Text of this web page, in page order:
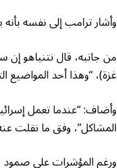
وأشار ترامب إلى نفسه
من جانبه، قال نتنياهو إن
غزة)، “وهذا أحد المواضيع
وأضاف: “عندما تعمل
المشاكل”، وفق ما نقلت
ورغم المؤشرات على صمود